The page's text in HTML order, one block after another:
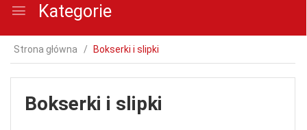
Kategorie
Strona główna Bokserki i slipki
Bokserki i slipki